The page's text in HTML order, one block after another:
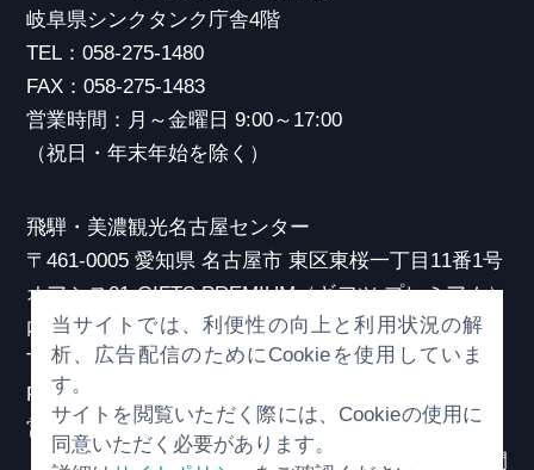
岐阜県シンクタンク庁舎4階
TEL：058-275-1480
FAX：058-275-1483
営業時間：月～金曜日 9:00～17:00
（祝日・年末年始を除く）
飛騨・美濃観光名古屋センター
〒461-0005 愛知県 名古屋市 東区東桜一丁目11番1号
オアシス21 GIFTS PREMIUM（ギフツ プレミアム）
内
TEL：052-253-6185
FAX：052-253-6186
営業時間：10:00～21:00
（原則、元日を除き年中無休）※観光相談対応時間
当サイトでは、利便性の向上と利用状況の解
析、広告配信のためにCookieを使用していま
す。
サイトを閲覧いただく際には、Cookieの使用に
同意いただく必要があります。